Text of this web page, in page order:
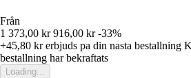
Från
1 373,00 kr 916,00 kr -33%
+45,80 krerbjuds pa din nasta bestallning
bestallning har bekraftats
Loading...